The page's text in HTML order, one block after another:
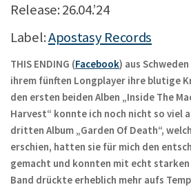
Release: 26.04.’24
Label:Apostasy Records
THIS ENDING (Facebook) aus
ihrem fünften Longplayer ihre blutige
den ersten beiden Alben „Inside The
Harvest“ konnte ich noch nicht so viel
dritten Album „Garden Of Death“,
erschien, hatten sie für mich den
gemacht und konnten mit echt starken
Band drückte erheblich mehr aufs